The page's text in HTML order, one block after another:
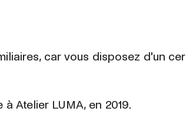
car vous disposez d'un
Atelier LUMA, en 2019.